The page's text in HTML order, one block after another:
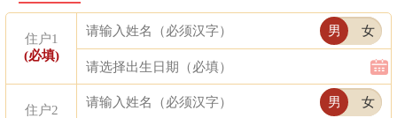
住户1
(必填)
男 女
住户2
男 女